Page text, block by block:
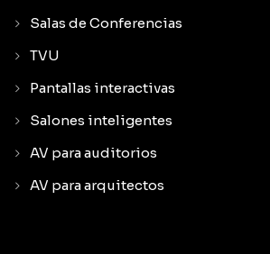
Salas de Conferencias
TVU
Pantallas interactivas
Salones inteligentes
AV para auditorios
AV para arquitectos